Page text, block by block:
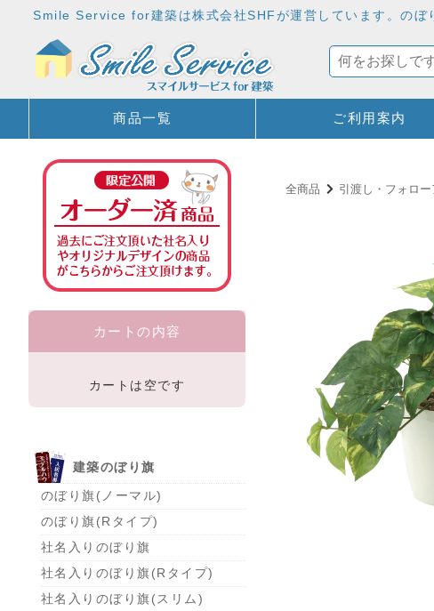
Smile Service for建築は株式会社SHFが運営しています。のぼ
商品一覧 ご利用案内
全商品 引渡し・フォロー
カートの内容
カートは空です
建築のぼり旗
のぼり旗(ノーマル)
のぼり旗(Rタイプ)
社名入りのぼり旗
社名入りのぼり旗(Rタイプ)
社名入りのぼり旗(スリム)